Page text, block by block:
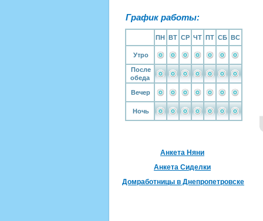
График работы:
ПН ВТ СР ЧТ ПТ СБ ВС
Утро
После
обеда
Вечер
Ночь
Анкета Няни
Анкета Сиделки
Домработницы в Днепропетровске